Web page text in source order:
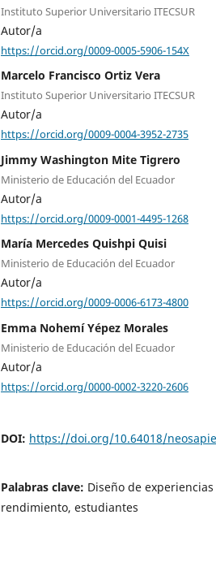
Instituto Superior Universitario ITECSUR
Autor/a
https://orcid.org/0009-0005-5906-154X
Marcelo Francisco Ortiz Vera
Instituto Superior Universitario ITECSUR
Autor/a
https://orcid.org/0009-0004-3952-2735
Jimmy Washington Mite Tigrero
Ministerio de Educación del Ecuador
Autor/a
https://orcid.org/0009-0001-4495-1268
María Mercedes Quishpi Quisi
Ministerio de Educación del Ecuador
Autor/a
https://orcid.org/0009-0006-6173-4800
Emma Nohemí Yépez Morales
Ministerio de Educación del Ecuador
Autor/a
https://orcid.org/0000-0002-3220-2606
DOI: https://doi.org/10.64018/
Palabras clave: Diseño de
rendimiento, estudiantes